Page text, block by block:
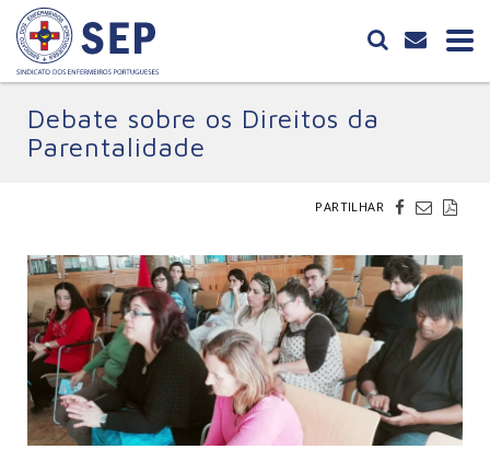
Debate sobre os Direitos da
Parentalidade
PARTILHAR